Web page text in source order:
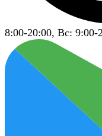
8:00-20:00, Вс: 9:00-